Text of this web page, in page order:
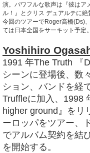
演。パワフルな歌声は『彼はア
ル！』とクリス デュアルテに絶
今回のツアーでRoger高橋(Ds)
ては日本全国をサーキット予定
Yoshihiro
1991 年The Truth 『
シーンに登場後、数
ション、バンドを経
Truffleに加入、1998
higher ground』をリ
ーロッパをツアー、
でアルバム契約を結
を開始する。